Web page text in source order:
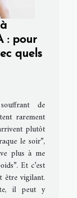
: pour
quels
de
rarement
plutôt
le soir”,
plus à me
Et c’est
être vigilant.
il peut y